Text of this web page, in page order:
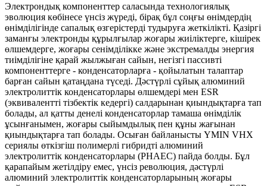
Электрондық компоненттер саласында технологиялық
эволюция көбінесе үнсіз жүреді, бірақ бұл соңғы өнімдердің
өнімділігінде сапалық өзгерістерді тудыруға жеткілікті. Қазіргі
заманғы электронды құрылғылар жоғары жиіліктерге, кішірек
өлшемдерге, жоғары сенімділікке және экстремалды энергия
тиімділігіне қарай жылжыған сайын, негізгі пассивті
компоненттерге - конденсаторларға - қойылатын талаптар
барған сайын қатаңдана түседі. Дәстүрлі сұйық алюминий
электролиттік конденсаторлары өлшемдері мен ESR
(эквивалентті тізбектік кедергі) салдарынан қиындықтарға тап
болады, ал қатты денелі конденсаторлар тамаша өнімділік
ұсынғанымен, жоғары сыйымдылық пен құны жағынан
қиындықтарға тап болады. Осыған байланысты YMIN VHX
сериялы өткізгіш полимерлі гибридті алюминий
электролиттік конденсаторлары (PHAEC) пайда болды. Бұл
қарапайым жетілдіру емес, үнсіз революция, дәстүрлі
алюминий электролиттік конденсаторларының жоғары